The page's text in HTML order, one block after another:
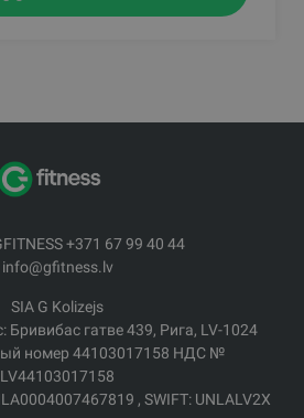
+371 67 99 40 44
info@gfitness.lv
SIA G Kolizejs
Бривибас гатве 439, Рига, LV-1024
номер 44103017158 НДС №
LV44103017158
, SWIFT: UNLALV2X